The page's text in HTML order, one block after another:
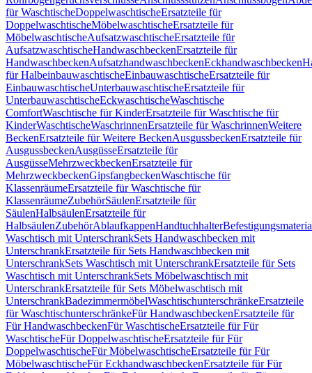
für WaschtischeDoppelwaschtischeErsatzteile für
DoppelwaschtischeMöbelwaschtischeErsatzteile für
MöbelwaschtischeAufsatzwaschtischeErsatzteile für
AufsatzwaschtischeHandwaschbeckenErsatzteile für
HandwaschbeckenAufsatzhandwaschbeckenEckhandwaschbecken
für HalbeinbauwaschtischeEinbauwaschtischeErsatzteile für
EinbauwaschtischeUnterbauwaschtischeErsatzteile für
UnterbauwaschtischeEckwaschtischeWaschtische
ComfortWaschtische für KinderErsatzteile für Waschtische für
KinderWaschtischeWaschrinnenErsatzteile für WaschrinnenWeitere
BeckenErsatzteile für Weitere BeckenAusgussbeckenErsatzteile für
AusgussbeckenAusgüsseErsatzteile für
AusgüsseMehrzweckbeckenErsatzteile für
MehrzweckbeckenGipsfangbeckenWaschtische für
KlassenräumeErsatzteile für Waschtische für
KlassenräumeZubehörSäulenErsatzteile für
SäulenHalbsäulenErsatzteile für
HalbsäulenZubehörAblaufkappenHandtuchhalter
Waschtisch mit UnterschrankSets Handwaschbecken mit
UnterschrankErsatzteile für Sets Handwaschbecken mit
UnterschrankSets Waschtisch mit UnterschrankErsatzteile für Sets
Waschtisch mit UnterschrankSets Möbelwaschtisch mit
UnterschrankErsatzteile für Sets Möbelwaschtisch mit
UnterschrankBadezimmermöbelWaschtischunterschränkeErsatzteile
für WaschtischunterschränkeFür HandwaschbeckenErsatzteile für
Für HandwaschbeckenFür WaschtischeErsatzteile für Für
WaschtischeFür DoppelwaschtischeErsatzteile für Für
DoppelwaschtischeFür MöbelwaschtischeErsatzteile für Für
MöbelwaschtischeFür EckhandwaschbeckenErsatzteile für Für